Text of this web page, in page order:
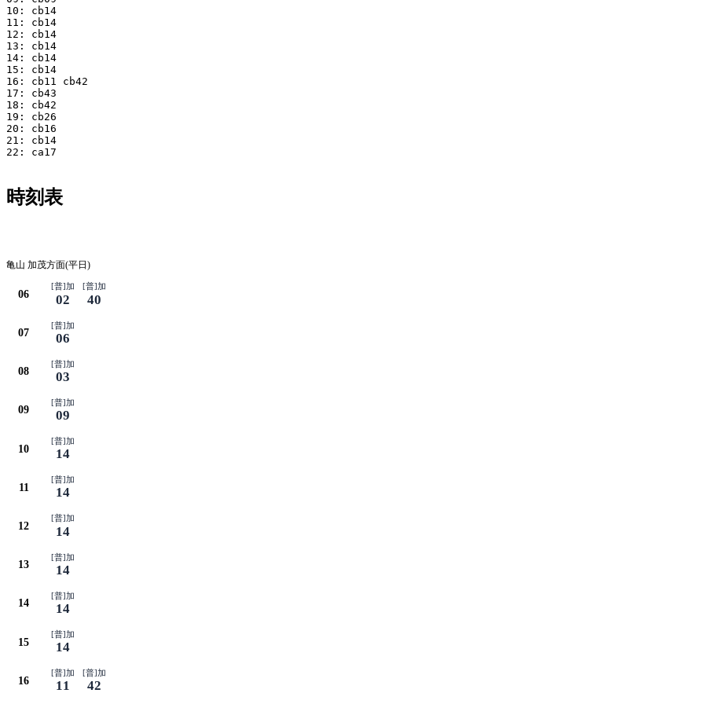
10: cb14
11: cb14
12: cb14
13: cb14
14: cb14
15: cb14
16: cb11 cb42
17: cb43
18: cb42
19: cb26
20: cb16
21: cb14
22: ca17
時刻表
亀山 加茂方面(平日)
06
[普]加
02
[普]加
40
07
[普]加
06
08
[普]加
03
09
[普]加
09
10
[普]加
14
11
[普]加
14
12
[普]加
14
13
[普]加
14
14
[普]加
14
15
[普]加
14
16
[普]加
11
[普]加
42